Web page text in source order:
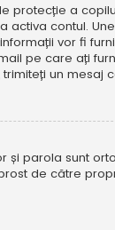
protecție a
activa contul.
vor fi
pe care ați
un mesaj
și parola sunt
de către